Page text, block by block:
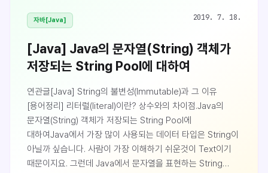
자바[Java] 2019. 7. 18.
[Java] Java의 문자열(String) 객체가
저장되는 String Pool에 대하여
연관글[Java] String의 불변성(Immutable)과 그 이유
[용어정리] 리터럴(literal)이란? 상수와의 차이점.Java의
문자열(String) 객체가 저장되는 String Pool에
대하여Java에서 가장 많이 사용되는 데이터 타입은 String이
아닐까 싶습니다. 사람이 가장 이해하기 쉬운것이 Text이기
때문이지요. 그런데 Java에서 문자열을 표현하는 String